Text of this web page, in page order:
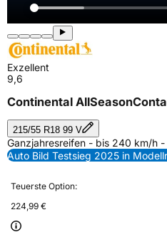
Exzellent
9,6
Continental
215/55 R18 99 V
Ganzjahresreifen - bis 240 km/h
Auto Bild Testsieg 2025 in
Teuerste Option:
224,99 €